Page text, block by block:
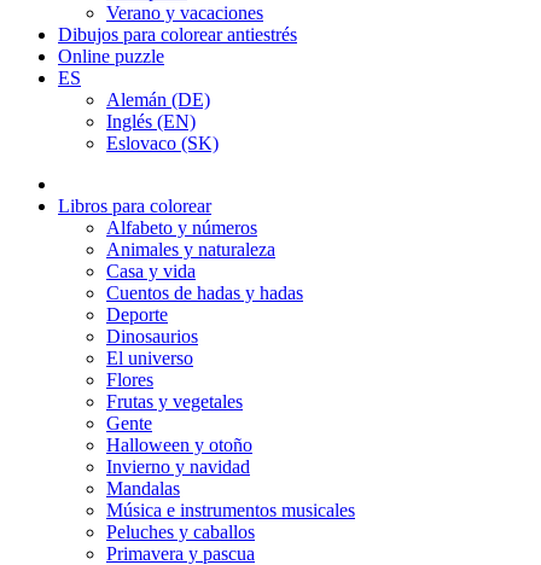
Verano y vacaciones
Dibujos para colorear antiestrés
Online puzzle
ES
Alemán (DE)
Inglés (EN)
Eslovaco (SK)
Libros para colorear
Alfabeto y números
Animales y naturaleza
Casa y vida
Cuentos de hadas y hadas
Deporte
Dinosaurios
El universo
Flores
Frutas y vegetales
Gente
Halloween y otoño
Invierno y navidad
Mandalas
Música e instrumentos musicales
Peluches y caballos
Primavera y pascua